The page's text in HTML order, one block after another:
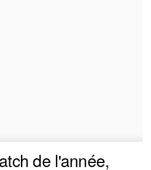
de l'année,